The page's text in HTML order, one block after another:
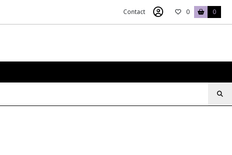
Contact 0 0